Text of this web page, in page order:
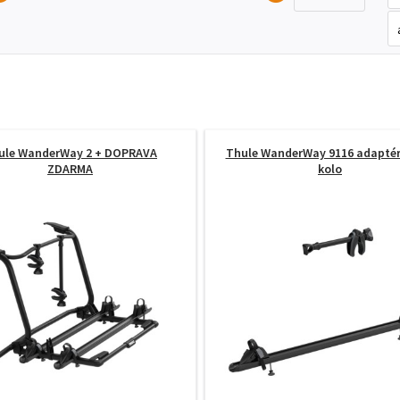
WanderWay 2 + DOPRAVA
ZDARMA
Thule WanderWay 9116
kolo